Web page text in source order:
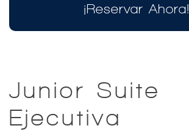
¡Reservar Ahora!
Junior Suite
Ejecutiva